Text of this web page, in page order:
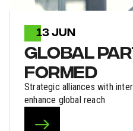
13 JUN
GLOBAL
FORMED
Strategic alliances with
enhance global reach